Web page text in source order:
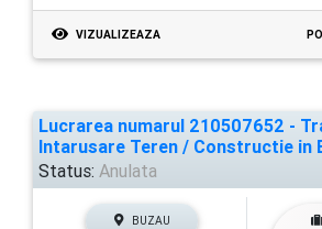
VIZUALIZEAZA
Lucrarea numarul 210507652 -
Intarusare Teren / Constructie in
Status: Anulata
BUZAU